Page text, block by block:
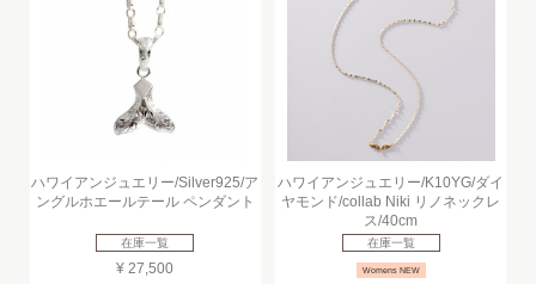
ハワイアンジュエリー/Silver925/ア
ングルホエールテール ペンダント
在庫一覧
¥ 27,500
ハワイアンジュエリー/K10YG/ダイ
ヤモンド/collab Niki リノネックレ
ス/40cm
在庫一覧
Womens NEW